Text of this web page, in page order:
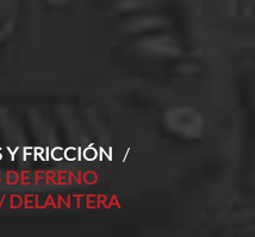
Y FRICCIÓN
FRENO